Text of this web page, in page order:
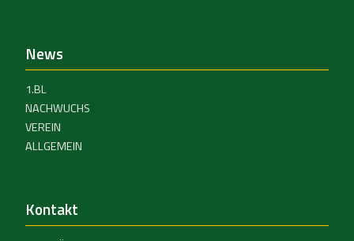
News
1.BL
NACHWUCHS
VEREIN
ALLGEMEIN
Kontakt